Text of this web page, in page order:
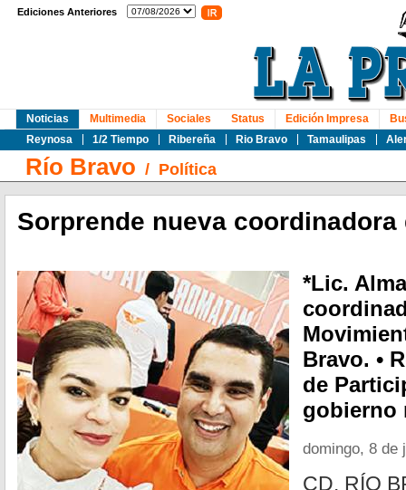
Ediciones Anteriores
Noticias
Reynosa
1/2 Tiempo Ribereña Rio Bravo Tamaulipas
Multimedia Sociales Status Edición Impresa
Río Bravo / Política
Sorprende nueva coordinadora
*Lic.
Bravo. •
de
gobierno
domingo, 8 de
CD. RÍO